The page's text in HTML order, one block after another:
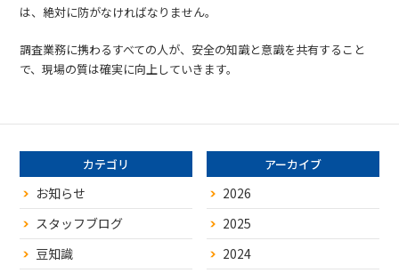
は、絶対に防がなければなりません。
調査業務に携わるすべての人が、安全の知識と意識を共有すること
で、現場の質は確実に向上していきます。
カテゴリ
お知らせ
スタッフブログ
豆知識
アーカイブ
2026
2025
2024